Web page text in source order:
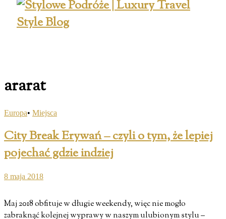
ararat
Europa• Miejsca
City Break Erywań – czyli o tym, że lepiej
pojechać gdzie indziej
8 maja 2018
Maj 2018 obfituje w długie weekendy, więc nie mogło
zabraknąć kolejnej wyprawy w naszym ulubionym stylu –